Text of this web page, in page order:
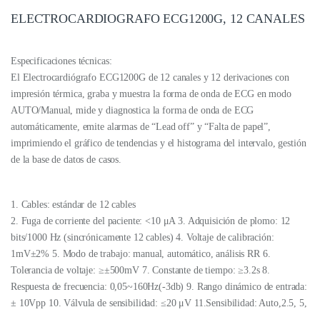
ELECTROCARDIOGRAFO ECG1200G, 12 CANALES
Especificaciones técnicas:
El Electrocardiógrafo ECG1200G de 12 canales y 12 derivaciones con
impresión térmica, graba y muestra la forma de onda de ECG en modo
AUTO/Manual, mide y diagnostica la forma de onda de ECG
automáticamente, emite alarmas de “Lead off” y “Falta de papel”,
imprimiendo el gráfico de tendencias y el histograma del intervalo, gestión
de la base de datos de casos.
1. Cables: estándar de 12 cables
2. Fuga de corriente del paciente: <10 μA 3. Adquisición de plomo: 12
bits/1000 Hz (sincrónicamente 12 cables) 4. Voltaje de calibración:
1mV±2% 5. Modo de trabajo: manual, automático, análisis RR 6.
Tolerancia de voltaje: ≥±500mV 7. Constante de tiempo: ≥3.2s 8.
Respuesta de frecuencia: 0,05~160Hz(-3db) 9. Rango dinámico de entrada:
± 10Vpp 10. Válvula de sensibilidad: ≤20 μV 11.Sensibilidad: Auto,2.5, 5,